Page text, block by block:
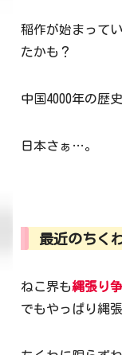
稲作が始まって
たかも？
中国4000年の歴
日本さぁ…。
最近のちく
ねこ界も縄張り
でもやっぱり縄